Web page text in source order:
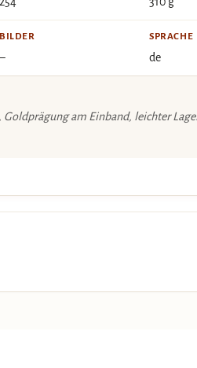
BILDER
–
SPRACHE
de
Goldprägung am Einband, leichter